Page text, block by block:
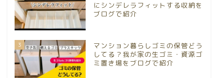
にシンデレラフィットする収納を
ブログで紹介
3
マンション暮らしゴミの保管どう
してる？我が家の生ゴミ・資源ゴ
ミ置き場をブログで紹介